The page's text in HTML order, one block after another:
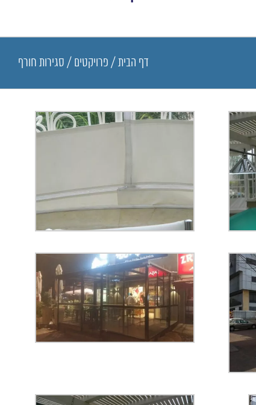
דף הבית / פרויקטים / סגירות חורף